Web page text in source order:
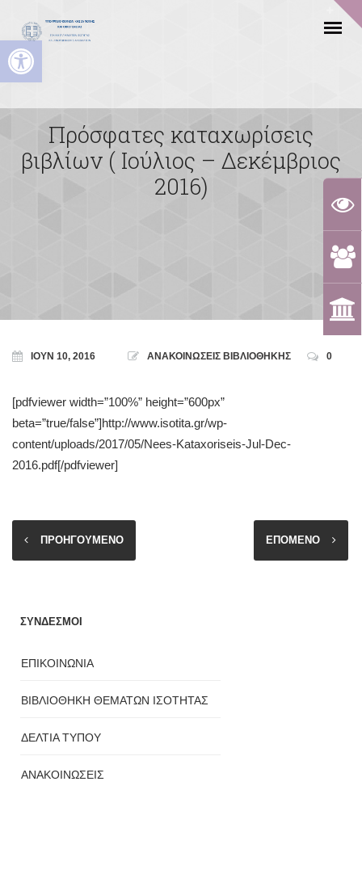
Ανοίξτε τη γραμμή εργαλείων
Πρόσφατες καταχωρίσεις
βιβλίων ( Ιούλιος – Δεκέμβριος
2016)
ΙΟΎΝ 10, 2016 ΑΝΑΚΟΙΝΩΣΕΙΣ ΒΙΒΛΙΟΘΗΚΗΣ 0
[pdfviewer width=”100%” height=”600px”
beta=”true/false”]http://www.isotita.gr/wp-
content/uploads/2017/05/Nees-Kataxoriseis-Jul-Dec-
2016.pdf[/pdfviewer]
ΠΡΟΗΓΟΥΜΕΝΟ ΕΠΟΜΕΝΟ
ΣΥΝΔΕΣΜΟΙ
ΕΠΙΚΟΙΝΩΝΙΑ
ΒΙΒΛΙΟΘΗΚΗ ΘΕΜΑΤΩΝ ΙΣΟΤΗΤΑΣ
ΔΕΛΤΙΑ ΤΥΠΟΥ
ΑΝΑΚΟΙΝΩΣΕΙΣ